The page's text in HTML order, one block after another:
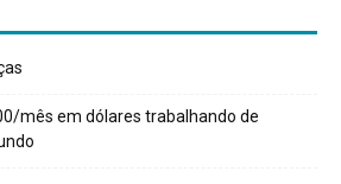
mês em dólares trabalhando de